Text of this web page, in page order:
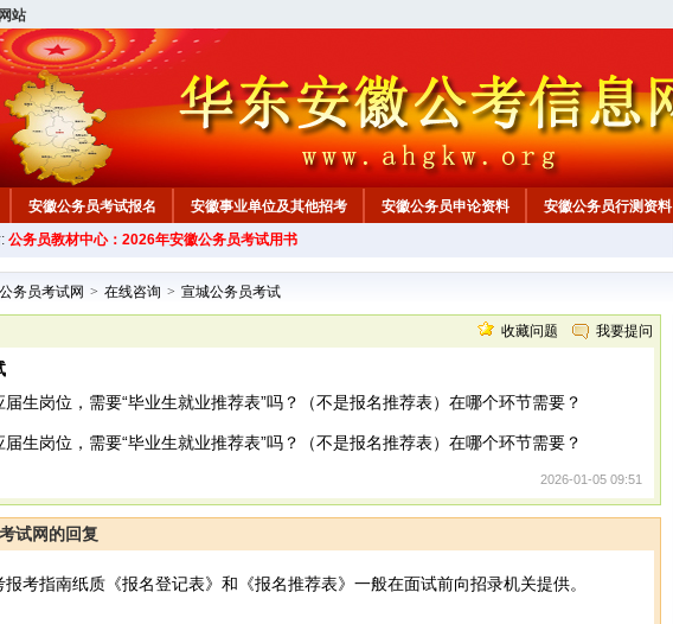
站
安徽公务员考试报名 安徽事业单位及其他招考 安徽公务员申论资料 安徽公务员行测资料
在线咨询 教材中心
公务员教材中心：2026年安徽公务员考试用书
务员考试网 > 在线咨询 > 宣城公务员考试
收藏问题 我要提问
生岗位，需要“毕业生就业推荐表”吗？（不是报名推荐表）在哪个环节需要？
生岗位，需要“毕业生就业推荐表”吗？（不是报名推荐表）在哪个环节需要？
2026-01-05 09:51
试网的回复
考指南纸质《报名登记表》和《报名推荐表》一般在面试前向招录机关提供。